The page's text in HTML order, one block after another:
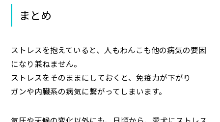
まとめ
ストレスを抱えていると、人もわんこも他の病気の要因
になり兼ねません。
ストレスをそのままにしておくと、免疫力が下がり
ガンや内臓系の病気に繋がってしまいます。